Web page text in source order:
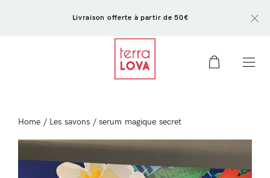
Livraison offerte à partir de 50€
Home / Les savons / serum magique secret